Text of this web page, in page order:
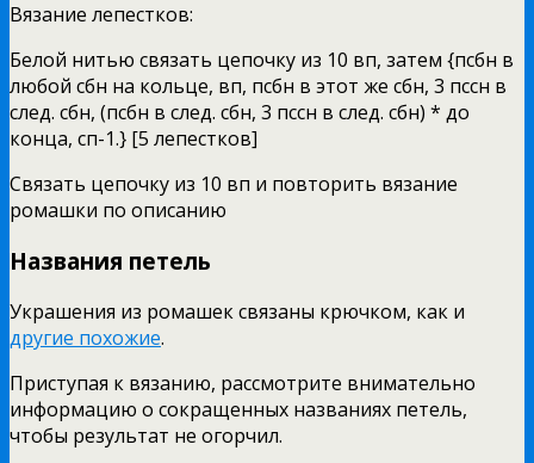
Вязание лепестков:
Белой нитью связать цепочку из 10 вп, затем {псбн в
любой сбн на кольце, вп, псбн в этот же сбн, 3 пссн в
след. сбн, (псбн в след. сбн, 3 пссн в след. сбн) * до
конца, сп-1.} [5 лепестков]
Связать цепочку из 10 вп и повторить вязание
ромашки по описанию
Названия петель
Украшения из ромашек связаны крючком, как и
другие похожие.
Приступая к вязанию, рассмотрите внимательно
информацию о сокращенных названиях петель,
чтобы результат не огорчил.